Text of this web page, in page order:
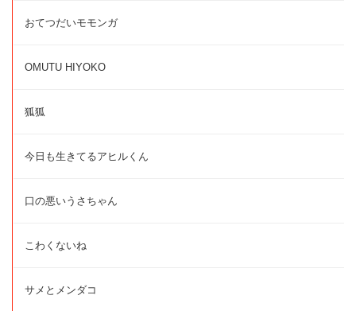
おてつだいモモンガ
OMUTU HIYOKO
狐狐
今日も生きてるアヒルくん
口の悪いうさちゃん
こわくないね
サメとメンダコ